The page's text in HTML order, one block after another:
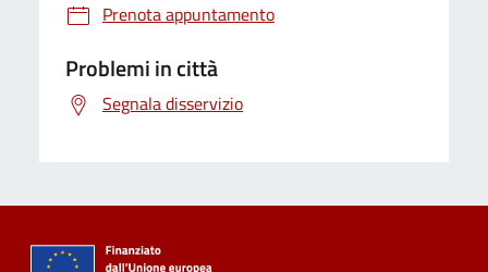
Prenota appuntamento
Problemi in città
Segnala disservizio